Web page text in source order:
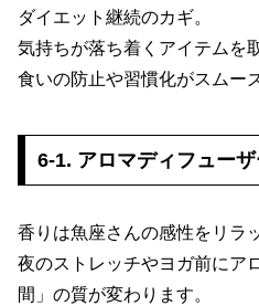
ダイエット継続のカギ。
気持ちが落ち着くアイテムを
食いの防止や習慣化がスムー
6-1. アロマディフュー
香りは魚座さんの感性をリラ
夜のストレッチやヨガ前にア
間」の質が変わります。